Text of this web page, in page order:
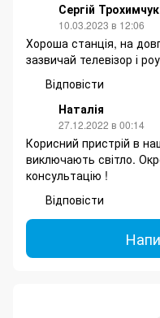
Сергій Трохимчук
10.03.2023 в 12:06
Хороша станція, на
зазвичай телевізор і
Відповісти
Наталія
27.12.2022 в 00:14
Корисний пристрій в
виключають світло.
консультацію !
Відповісти